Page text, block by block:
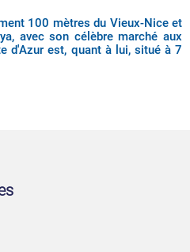
100 mètres du Vieux-Nice et
avec son célèbre marché aux
d'Azur est, quant à lui, situé à 7